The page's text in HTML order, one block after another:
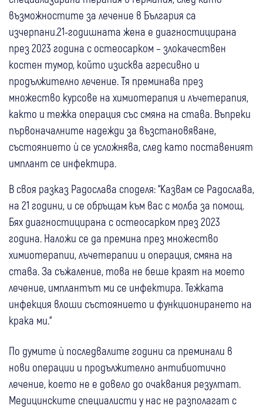
възможностите за лечение в България са
изчерпани.21-годишната жена е диагностицирана
през 2023 година с остеосарком – злокачествен
костен тумор, който изисква агресивно и
продължително лечение. Тя преминава през
множество курсове на химиотерапия и лъчетерапия,
както и тежка операция със смяна на става. Въпреки
първоначалните надежди за възстановяване,
състоянието ѝ се усложнява, след като поставеният
имплант се инфектира.
В своя разказ Радослава споделя: “Казвам се Радослава,
на 21 години, и се обръщам към вас с молба за помощ.
Бях диагностицирана с остеосарком през 2023
година. Наложи се да премина през множество
химиотерапии, лъчетерапии и операция, смяна на
става. За съжаление, това не беше краят на моето
лечение, имплантът ми се инфектира. Тежката
инфекция влоши състоянието и функционирането на
крака ми.“
По думите ѝ последвалите години са преминали в
нови операции и продължително антибиотично
лечение, което не е довело до очаквания резултат.
Медицинските специалисти у нас не разполагат с